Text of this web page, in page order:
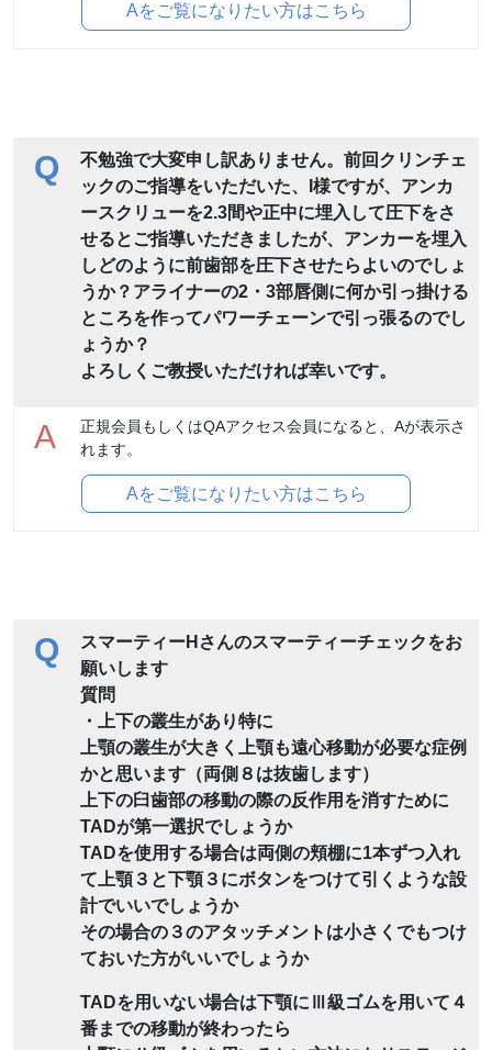
Aをご覧になりたい方はこちら
Q
不勉強で大変申し訳ありません。前回クリンチェ
ックのご指導をいただいた、I様ですが、アンカ
ースクリューを2.3間や正中に埋入して圧下をさ
せるとご指導いただきましたが、アンカーを埋入
しどのように前歯部を圧下させたらよいのでしょ
うか？アライナーの2・3部唇側に何か引っ掛ける
ところを作ってパワーチェーンで引っ張るのでし
ょうか？
よろしくご教授いただければ幸いです。
A
正規会員もしくはQAアクセス会員になると、Aが表示さ
れます。
Aをご覧になりたい方はこちら
Q
スマーティーHさんのスマーティーチェックをお
願いします
質問
・上下の叢生があり特に
上顎の叢生が大きく上顎も遠心移動が必要な症例
かと思います（両側８は抜歯します）
上下の臼歯部の移動の際の反作用を消すために
TADが第一選択でしょうか
TADを使用する場合は両側の頬棚に1本ずつ入れ
て上顎３と下顎３にボタンをつけて引くような設
計でいいでしょうか
その場合の３のアタッチメントは小さくでもつけ
ておいた方がいいでしょうか
TADを用いない場合は下顎にⅢ級ゴムを用いて４
番までの移動が終わったら